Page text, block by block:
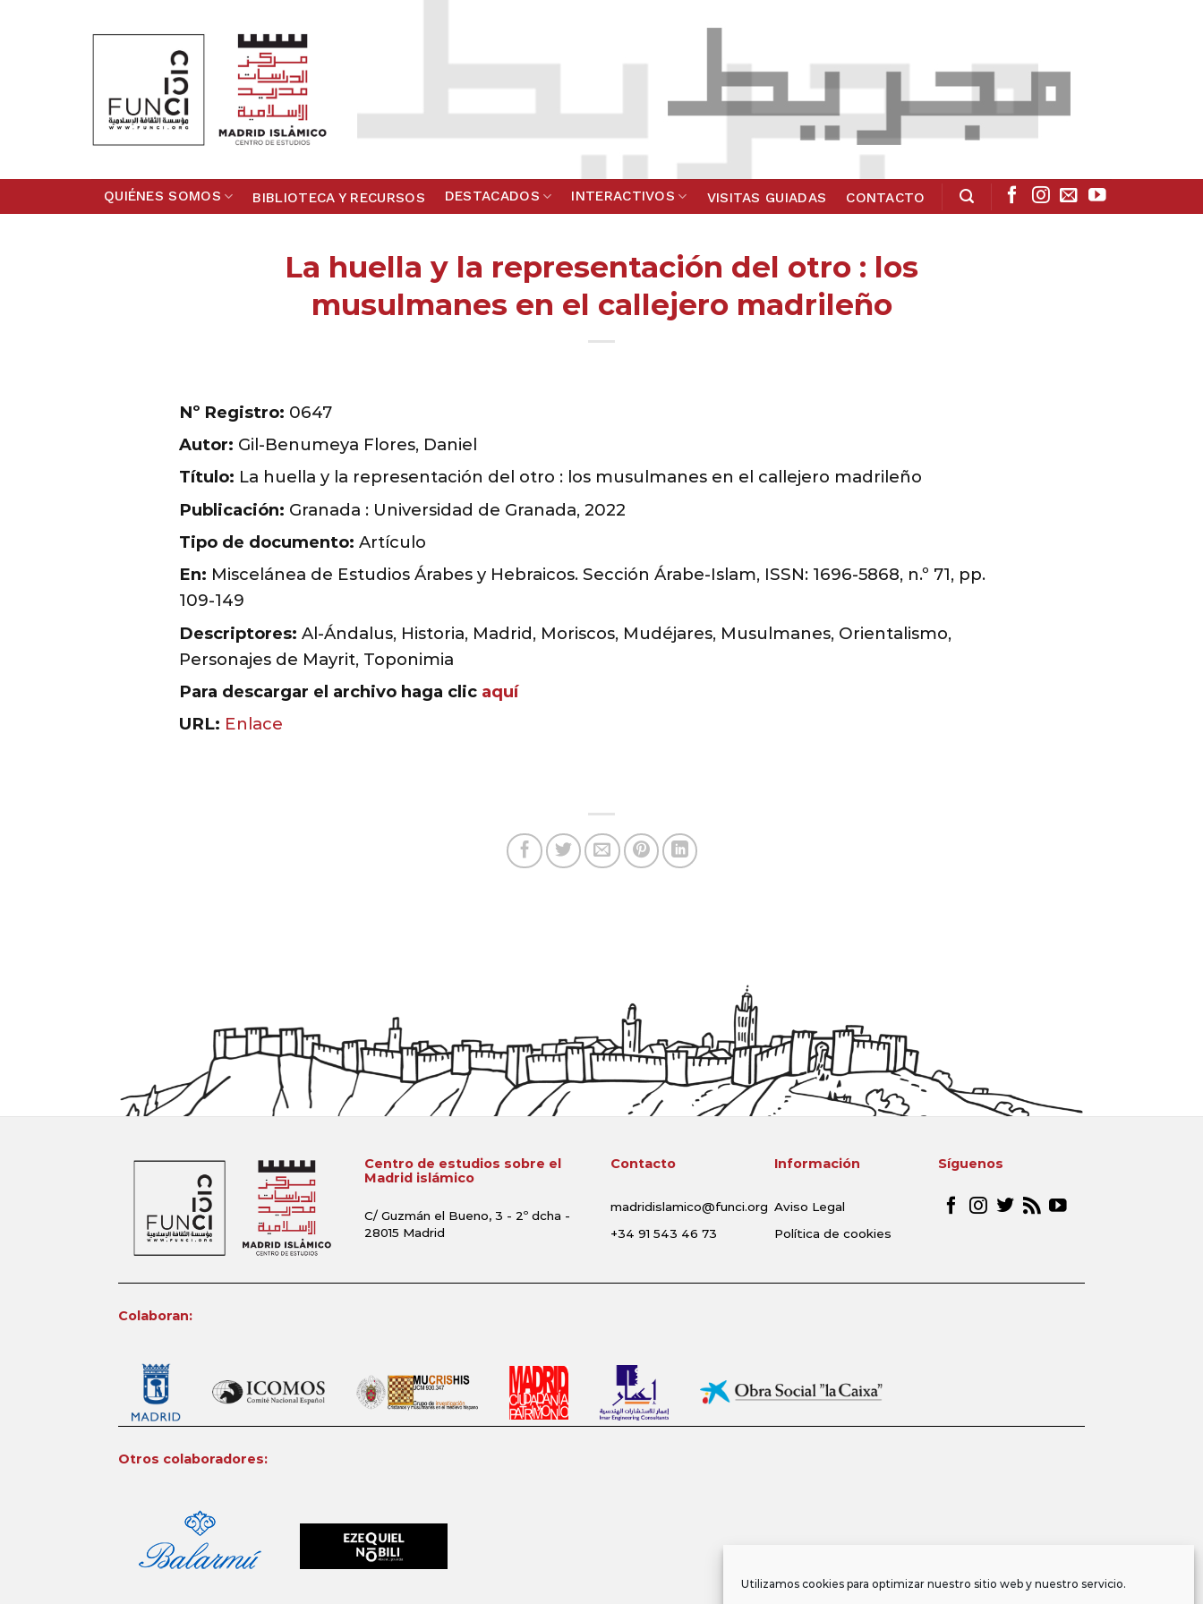
Utilizamos cookies para optimizar nuestro sitio web y nuestro servicio.
QUIÉNES SOMOS BIBLIOTECA Y RECURSOS DESTACADOS INTERACTIVOS VISITAS GUIADAS CONTACTO
La huella y la representación del otro : los
musulmanes en el callejero madrileño
Nº Registro: 0647
Autor: Gil-Benumeya Flores, Daniel
Título: La huella y la representación del otro : los musulmanes en el callejero madrileño
Publicación: Granada : Universidad de Granada, 2022
Tipo de documento: Artículo
En: Miscelánea de Estudios Árabes y Hebraicos. Sección Árabe-Islam, ISSN: 1696-5868, n.º 71, pp.
109-149
Descriptores: Al-Ándalus, Historia, Madrid, Moriscos, Mudéjares, Musulmanes, Orientalismo,
Personajes de Mayrit, Toponimia
Para descargar el archivo haga clic aquí
URL: Enlace
Centro de estudios sobre el
Madrid islámico
C/ Guzmán el Bueno, 3 - 2º dcha -
28015 Madrid
Contacto
madridislamico@funci.org
+34 91 543 46 73
Información
Aviso Legal
Política de cookies
Síguenos
Colaboran:
Otros colaboradores: